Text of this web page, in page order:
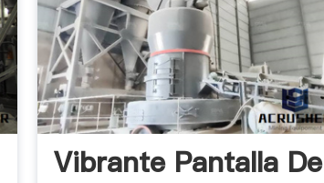
Vibrante Pantalla De